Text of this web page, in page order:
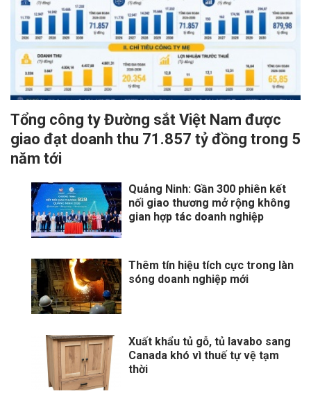
Tổng công ty Đường sắt Việt Nam được
giao đạt doanh thu 71.857 tỷ đồng trong 5
năm tới
Quảng Ninh: Gần 300 phiên kết
nối giao thương mở rộng không
gian hợp tác doanh nghiệp
Thêm tín hiệu tích cực trong làn
sóng doanh nghiệp mới
Xuất khẩu tủ gỗ, tủ lavabo sang
Canada khó vì thuế tự vệ tạm
thời